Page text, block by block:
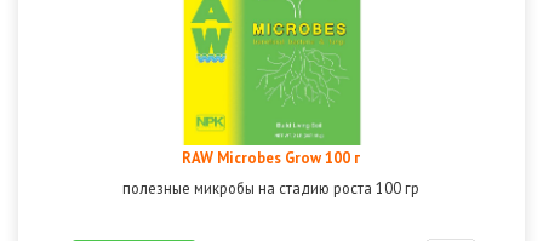
RAW Microbes Grow 100 г
полезные микробы на стадию роста 100 гр